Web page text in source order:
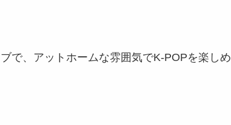
で、アットホームな雰囲気でK-POPを楽しめ